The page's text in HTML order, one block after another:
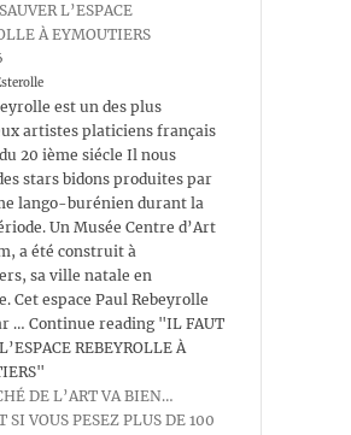
L’ESPACE
À EYMOUTIERS
est un des plus
artistes platiciens français
20 ième siécle Il nous
stars bidons produites par
lango-burénien durant la
Un Musée Centre d’Art
a été construit à
sa ville natale en
Cet espace Paul Rebeyrolle
… Continue reading "IL FAUT
REBEYROLLE À
DE L’ART VA BIEN…
SI VOUS PESEZ PLUS DE 100